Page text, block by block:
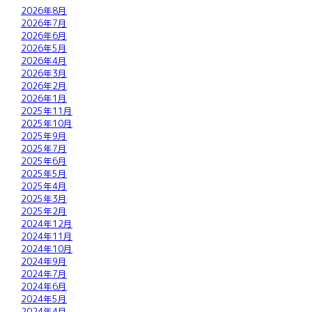
2026年8月
2026年7月
2026年6月
2026年5月
2026年4月
2026年3月
2026年2月
2026年1月
2025年11月
2025年10月
2025年9月
2025年7月
2025年6月
2025年5月
2025年4月
2025年3月
2025年2月
2024年12月
2024年11月
2024年10月
2024年9月
2024年7月
2024年6月
2024年5月